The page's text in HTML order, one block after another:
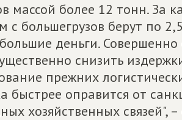
массой более 12 тонн. За
большегрузов берут по
деньги.
снизить
прежних
быстрее оправится от
хозяйственных связей",